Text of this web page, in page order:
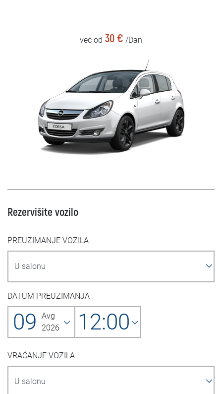
već od 30 € /Dan
Rezervišite vozilo
PREUZIMANJE VOZILA
DATUM PREUZIMANJA
09
Avg
2026
12:00
VRAĆANJE VOZILA